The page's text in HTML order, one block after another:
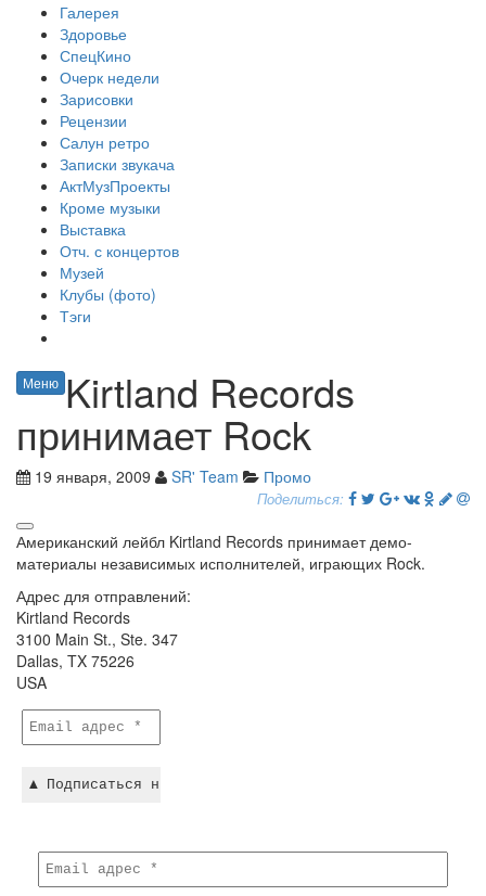
Галерея
Здоровье
СпецКино
Очерк недели
Зарисовки
Рецензии
Салун ретро
Записки звукача
АктМузПроекты
Кроме музыки
Выставка
Отч. с концертов
Музей
Клубы (фото)
Тэги
Меню Kirtland Records
принимает Rock
19 января, 2009 SR' Team Промо
Поделиться:
Американский лейбл Kirtland Records принимает демо-
материалы независимых исполнителей, играющих Rock.
Адрес для отправлений:
Kirtland Records
3100 Main St., Ste. 347
Dallas, TX 75226
USA